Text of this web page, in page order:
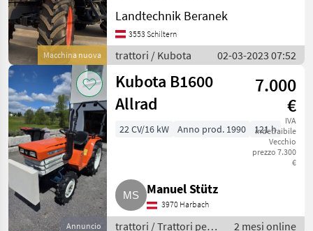
Mostra
tutti
24
MARKETPLACE
Marketplace
Offerte dei
rivenditori
Annunci
Macchina nuova
centraline a 3 assi,
larghezza esterna di circa
155 cm. Pneumatici: V
320/65R18, H 440/65R28
Macchina di
Landtechnik Beranek
3553 Schiltern
trattori / Kubota 02-03-2023 07:52
Annuncio
Kubota B1600
Allrad
7.000
€
IVA
indetraibile
Vecchio
prezzo 7.300
€
22 CV/16 kW Anno prod. 1990 121 h
Manuel Stütz
3970 Harbach
trattori / Trattori per
2 mesi online